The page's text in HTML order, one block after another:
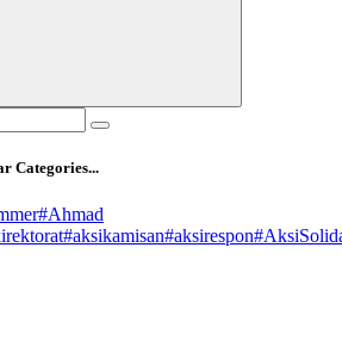
Categories...
#Ahmad
#aksikamisan#aksirespon